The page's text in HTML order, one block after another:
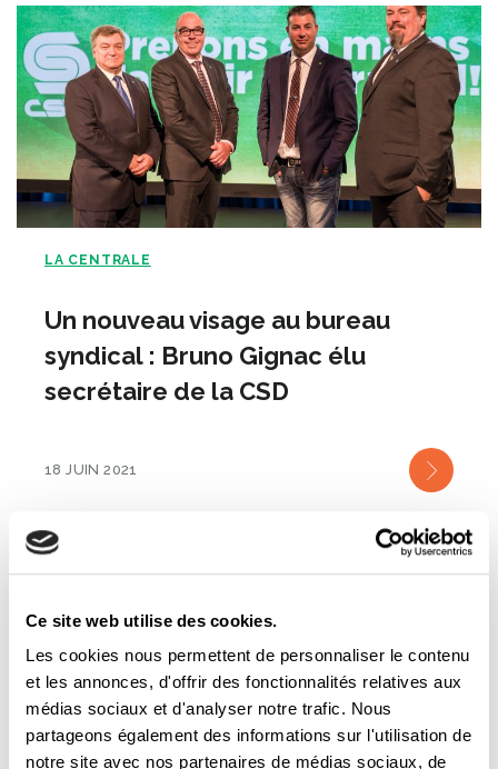
Ce site web utilise des cookies.
Les cookies nous permettent de personnaliser le contenu
et les annonces, d'offrir des fonctionnalités relatives aux
médias sociaux et d'analyser notre trafic. Nous
partageons également des informations sur l'utilisation de
notre site avec nos partenaires de médias sociaux, de
LA CENTRALE
Un nouveau visage au bureau
syndical : Bruno Gignac élu
secrétaire de la CSD
18 JUIN 2021